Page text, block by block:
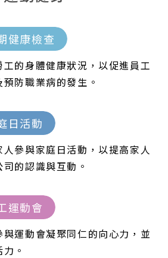
健康檢查
工的身體健康狀況，以促進員工
預防職業病的發生。
日活動
人參與家庭日活動，以提高家人
的認識與互動。
運動會
與運動會凝聚同仁的向心力，並
。